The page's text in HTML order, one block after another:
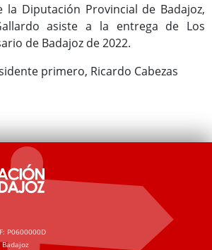
la Diputación Provincial de Badajoz,
asiste a la entrega de Los
de Badajoz de 2022.
primero, Ricardo Cabezas
P0600000D
Badajoz